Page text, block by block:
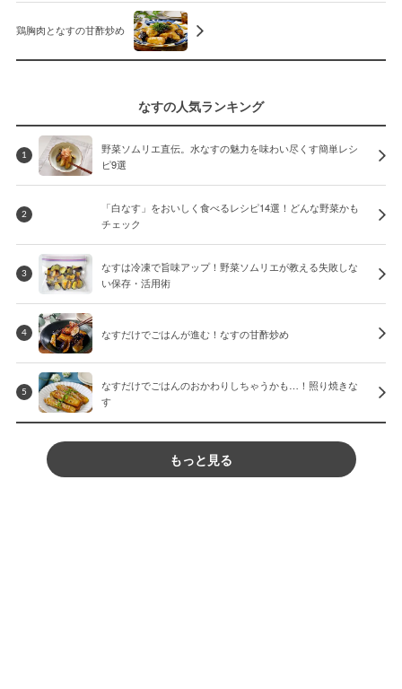
鶏胸肉となすの甘酢炒め
なすの人気ランキング
1
野菜ソムリエ直伝。水なすの魅力を味わい尽くす簡単レシ
ピ9選
2
「白なす」をおいしく食べるレシピ14選！どんな野菜かも
チェック
3
なすは冷凍で旨味アップ！野菜ソムリエが教える失敗しな
い保存・活用術
4 なすだけでごはんが進む！なすの甘酢炒め
5
なすだけでごはんのおかわりしちゃうかも…！照り焼きな
す
もっと見る